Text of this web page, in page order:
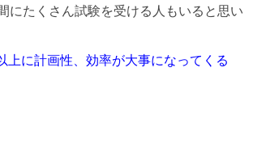
にたくさん試験を受ける人もいると思い
上に計画性、効率が大事になってくる